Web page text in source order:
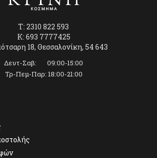
T: 2310 822 593
K: 693 7777425
18, Θεσσαλονίκη, 54 643
Δευτ-Σαβ: 09:00-15:00
Τρ-Πεμ-Παρ: 18:00-21:00